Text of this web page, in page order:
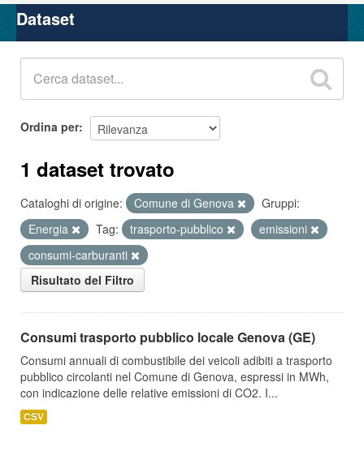
Organizzazioni
Gruppi
Dataset
Ordina per
1 dataset trovato
Cataloghi di origine: Comune di Genova
Gruppi:
Energia
Tag: trasporto-pubblico
emissioni
consumi-carburanti
Risultato del Filtro
Consumi trasporto pubblico locale Genova (GE)
Consumi annuali di combustibile dei veicoli adibiti a trasporto
pubblico circolanti nel Comune di Genova, espressi in MWh,
con indicazione delle relative emissioni di CO2. I...
CSV